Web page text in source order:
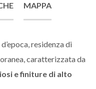
MAPPA
residenza di
caratterizzata da
e finiture di alto